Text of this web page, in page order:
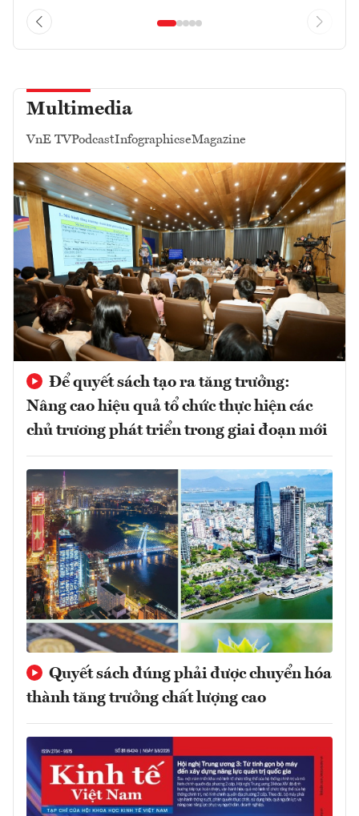
Multimedia
VnE TVPodcastInfographicseMagazine
Để quyết sách tạo ra tăng trưởng:
Nâng cao hiệu quả tổ chức thực hiện các
chủ trương phát triển trong giai đoạn mới
Quyết sách đúng phải được chuyển hóa
thành tăng trưởng chất lượng cao